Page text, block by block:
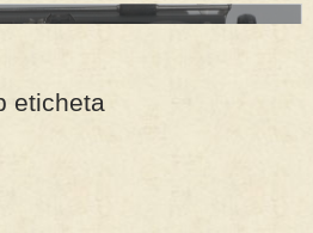
de porci în costume, cu gulere albe
eticheta